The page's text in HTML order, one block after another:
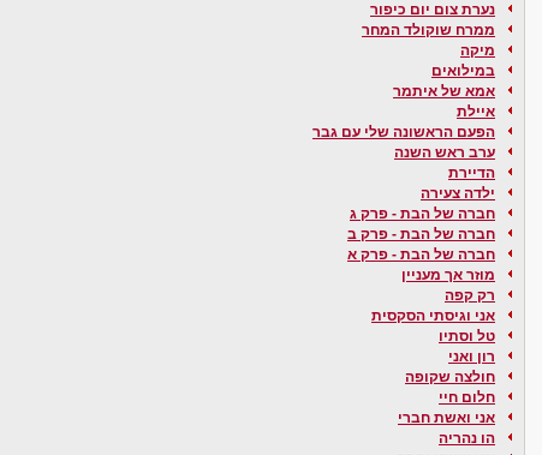
נערת צום יום כיפור
ממרח שוקולד המחר
מיקה
במילואים
אמא של איתמר
איילת
הפעם הראשונה שלי עם גבר
ערב ראש השנה
הדיירת
ילדה צעירה
חברה של הבת - פרק ג
חברה של הבת - פרק ב
חברה של הבת - פרק א
מוזר אך מעניין
רק קפה
אני וגיסתי הסקסית
טל וסתיו
רון ואני
חולצה שקופה
חלום חיי
אני ואשת חברי
הו נהריה